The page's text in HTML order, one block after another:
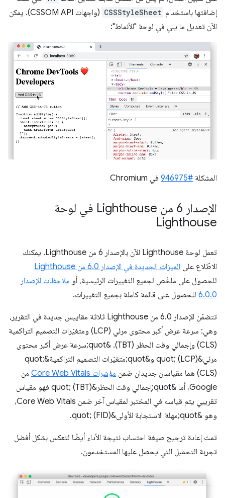
إضافتها باستخدام CSSStyleSheet
(واجهات CSSOM API). يمكن
الآن تعديل ما يلي في لوحة "الأنماط":
المشكلة #946975 في Chromium
الإصدار 6 من Lighthouse في لوحة
Lighthouse
تعمل لوحة Lighthouse الآن بالإصدار 6 من Lighthouse. يمكنك
الاطّلاع على الميزات الجديدة في الإصدار 6.0 من Lighthouse
للحصول على ملخّص لجميع التغييرات الرئيسية، أو ملاحظات الإصدار
6.0.0 للحصول على قائمة كاملة بجميع التغييرات.
تتضمّن الإصدار 6.0 من Lighthouse ثلاثة مقاييس جديدة في التقرير،
وهي: سرعة عرض أكبر محتوى مرئي (LCP) ومتغيّرات التصميم التراكمية
(CLS) وإجمالي وقت الحظر (TBT). &quot;سرعة عرض أكبر محتوى
مرئي&quot; (LCP) و&quot;متغيّرات التصميم التراكمية&quot;
(CLS) هما مقياسان جديدان ضمن
مؤشرات Core Web Vitals
من
Google، أما &quot;إجمالي وقت الحظر&quot; (TBT) فهو مقياس
تقريبي يتم قياسه في المختبر لمقياس آخر ضمن Core Web Vitals،
وهو &quot;مهلة الاستجابة الأولى&quot; (FID).
تمت إعادة ترجيح صيغة احتساب نتيجة الأداء أيضًا لتعكس بشكل أفضل
تجربة التحميل التي يحصل عليها المستخدمون.